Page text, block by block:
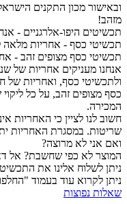
ובאישור מכון התקנים
מזהב!
תכשיטים היפו-אלרגניים -
תכשיטי כסף - אחריות מלאה
תכשיטי כסף מצופים זהב -
אנחנו מעניקים אחריות של
ולתכשיטי כסף, ואחריות של
כסף מצופים זהב, על כל
המכירה.
חשוב לנו לציין כי האחריות
שריטות. במסגרת האחריות
ואם אני לא מרוצה?
המוצר לא כפי שחשבת? אל
ניתן לשלוח אלינו את
ניתן לקרוא עוד בעמוד
שאלות נפוצות